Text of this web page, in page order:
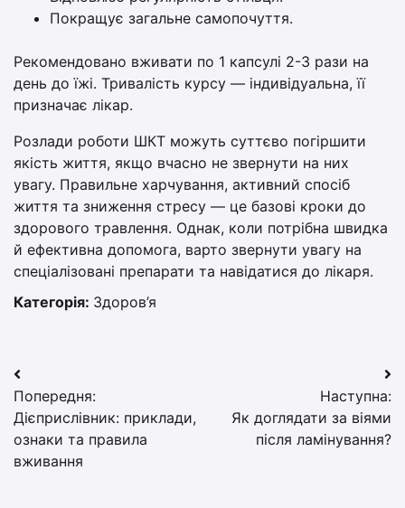
Покращує загальне самопочуття.
Рекомендовано вживати по 1 капсулі 2-3 рази на
день до їжі. Тривалість курсу — індивідуальна, її
призначає лікар.
Розлади роботи ШКТ можуть суттєво погіршити
якість життя, якщо вчасно не звернути на них
увагу. Правильне харчування, активний спосіб
життя та зниження стресу — це базові кроки до
здорового травлення. Однак, коли потрібна швидка
й ефективна допомога, варто звернути увагу на
спеціалізовані препарати та навідатися до лікаря.
Категорія: Здоров’я
Навігація
записів
Попередня:
Дієприслівник: приклади,
ознаки та правила
вживання
Наступна:
Як доглядати за віями
після ламінування?